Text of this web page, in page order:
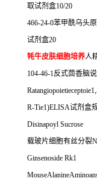
取试剂盒10/20
466-24-0苯甲酰乌头
试剂盒20
牦牛皮肤细胞培养人
104-46-1 反式茴香脑
R-Tie1)ELISA试剂盒
Disinapoyl Sucrose
载玻片细胞有丝分裂
Ginsenoside Rk1